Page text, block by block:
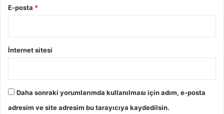
a
r
’
n
d
v
u
E-posta *
İnternet sitesi
Daha sonraki yorumlarımda kullanılması için adım, e-posta
adresim ve site adresim bu tarayıcıya kaydedilsin.